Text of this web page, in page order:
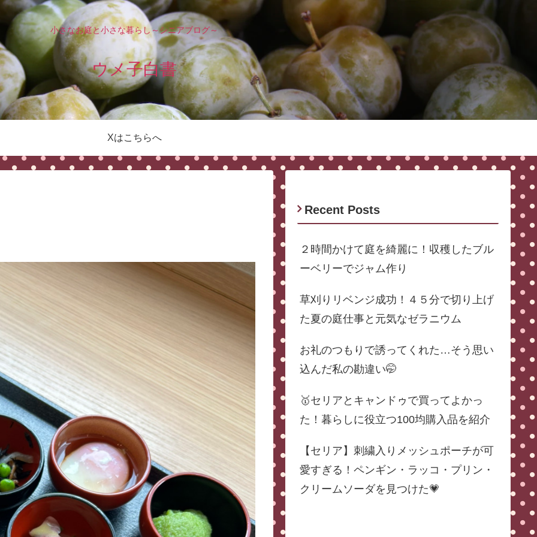
小さなお庭と小さな暮らし～シニアブログ～
ウメ子白書
Xはこちらへ
Recent Posts
２時間かけて庭を綺麗に！収穫したブル
ーベリーでジャム作り
草刈りリベンジ成功！４５分で切り上げ
た夏の庭仕事と元気なゼラニウム
お礼のつもりで誘ってくれた…そう思い
込んだ私の勘違い🤭
🥇セリアとキャンドゥで買ってよかっ
た！暮らしに役立つ100均購入品を紹介
【セリア】刺繍入りメッシュポーチが可
愛すぎる！ペンギン・ラッコ・プリン・
クリームソーダを見つけた💗